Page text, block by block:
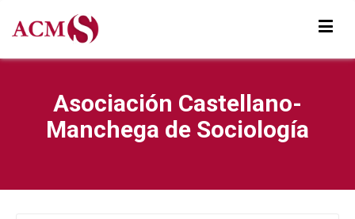
Asociación Castellano-
Manchega de Sociología